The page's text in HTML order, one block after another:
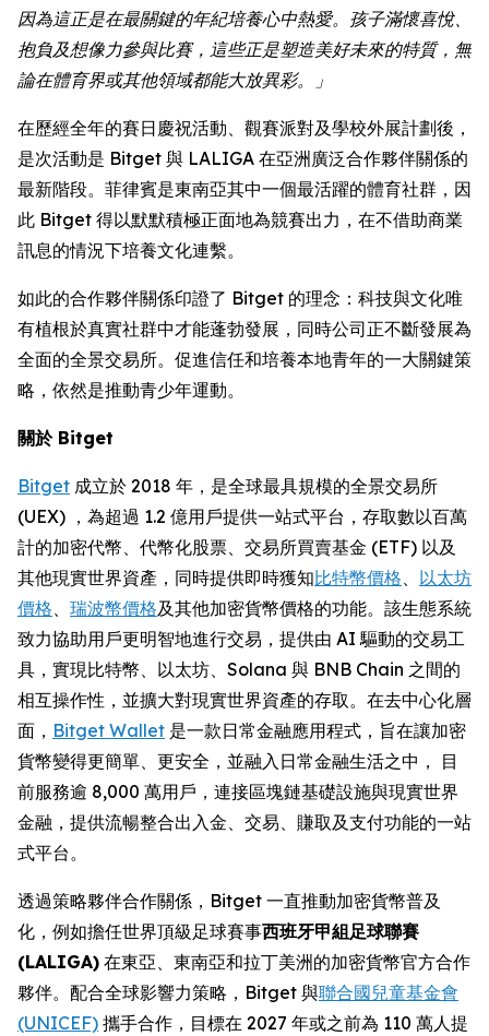
因為這正是在最關鍵的年紀培養心中熱愛。孩子滿懷喜悅、
抱負及想像力參與比賽，這些正是塑造美好未來的特質，無
論在體育界或其他領域都能大放異彩。」
在歷經全年的賽日慶祝活動、觀賽派對及學校外展計劃後，
是次活動是 Bitget 與 LALIGA 在亞洲廣泛合作夥伴關係的
最新階段。菲律賓是東南亞其中一個最活躍的體育社群，因
此 Bitget 得以默默積極正面地為競賽出力，在不借助商業
訊息的情況下培養文化連繫。
如此的合作夥伴關係印證了 Bitget 的理念：科技與文化唯
有植根於真實社群中才能蓬勃發展，同時公司正不斷發展為
全面的全景交易所。促進信任和培養本地青年的一大關鍵策
略，依然是推動青少年運動。
關於 Bitget
Bitget 成立於 2018 年，是全球最具規模的全景交易所
(UEX) ，為超過 1.2 億用戶提供一站式平台，存取數以百萬
計的加密代幣、代幣化股票、交易所買賣基金 (ETF) 以及
其他現實世界資產，同時提供即時獲知比特幣價格、 以太坊
價格、 瑞波幣價格及其他加密貨幣價格的功能。該生態系統
致力協助用戶更明智地進行交易，提供由 AI 驅動的交易工
具，實現比特幣、以太坊、Solana 與 BNB Chain 之間的
相互操作性，並擴大對現實世界資產的存取。在去中心化層
面， Bitget Wallet 是一款日常金融應用程式，旨在讓加密
貨幣變得更簡單、更安全，並融入日常金融生活之中， 目
前服務逾 8,000 萬用戶，連接區塊鏈基礎設施與現實世界
金融，提供流暢整合出入金、交易、賺取及支付功能的一站
式平台。
透過策略夥伴合作關係，Bitget 一直推動加密貨幣普及
化，例如擔任世界頂級足球賽事西班牙甲組足球聯賽
(LALIGA) 在東亞、東南亞和拉丁美洲的加密貨幣官方合作
夥伴。配合全球影響力策略，Bitget 與聯合國兒童基金會
(UNICEF) 攜手合作，目標在 2027 年或之前為 110 萬人提